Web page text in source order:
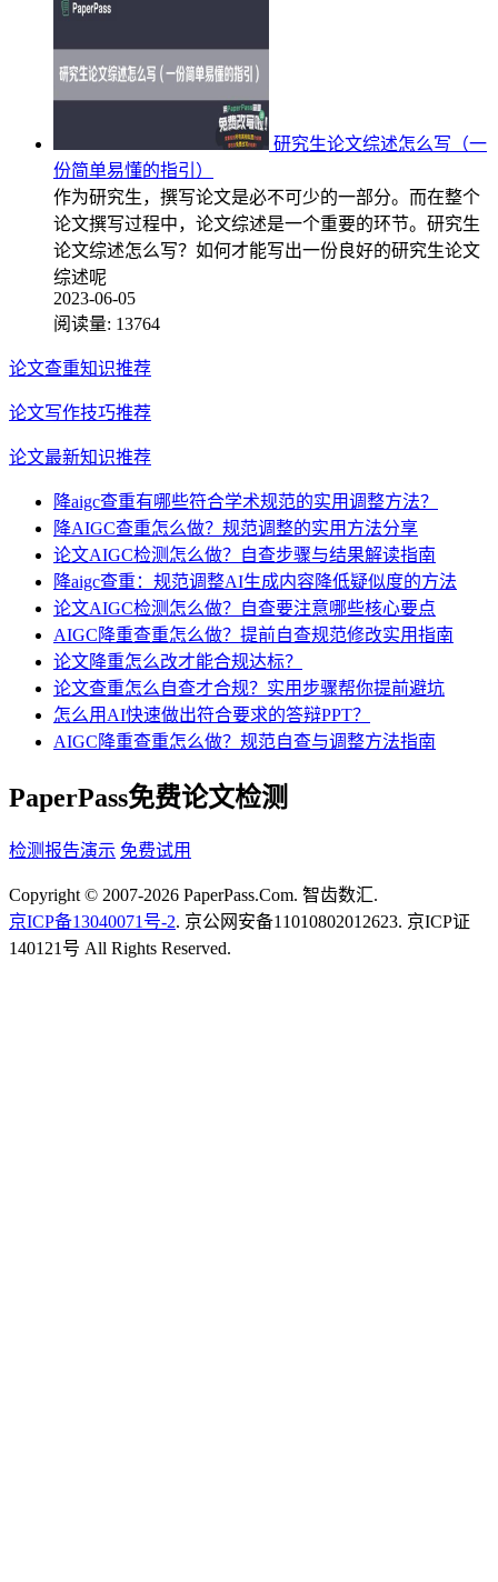
研究生论文综述怎么写（一
份简单易懂的指引）
作为研究生，撰写论文是必不可少的一部分。而在整个
论文撰写过程中，论文综述是一个重要的环节。研究生
论文综述怎么写？如何才能写出一份良好的研究生论文
综述呢
2023-06-05
阅读量: 13764
论文查重知识推荐
论文写作技巧推荐
论文最新知识推荐
降aigc查重有哪些符合学术规范的实用调整方法？
降AIGC查重怎么做？规范调整的实用方法分享
论文AIGC检测怎么做？自查步骤与结果解读指南
降aigc查重：规范调整AI生成内容降低疑似度的方法
论文AIGC检测怎么做？自查要注意哪些核心要点
AIGC降重查重怎么做？提前自查规范修改实用指南
论文降重怎么改才能合规达标？
论文查重怎么自查才合规？实用步骤帮你提前避坑
怎么用AI快速做出符合要求的答辩PPT？
AIGC降重查重怎么做？规范自查与调整方法指南
PaperPass免费论文检测
检测报告演示 免费试用
Copyright © 2007-2026 PaperPass.Com. 智齿数汇.
京ICP备13040071号-2. 京公网安备11010802012623. 京ICP证
140121号 All Rights Reserved.